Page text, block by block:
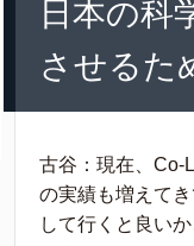
日本の科
させるた
古谷：現在、Co-
の実績も増えて
して行くと良い